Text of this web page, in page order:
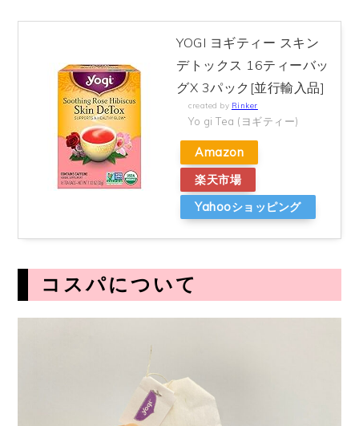
YOGI ヨギティー スキン
デトックス 16ティーバッ
グX 3パック[並行輸入品]
created by Rinker
Yo gi Tea (ヨギティー)
Amazon
楽天市場
Yahooショッピング
コスパについて